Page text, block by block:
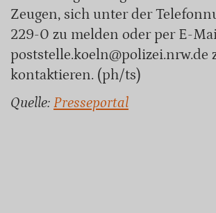
Zeugen, sich unter der
229-0 zu melden oder per E-
poststelle.koeln@polizei.nrw.de
kontaktieren. (ph/ts)
Quelle: Presseportal